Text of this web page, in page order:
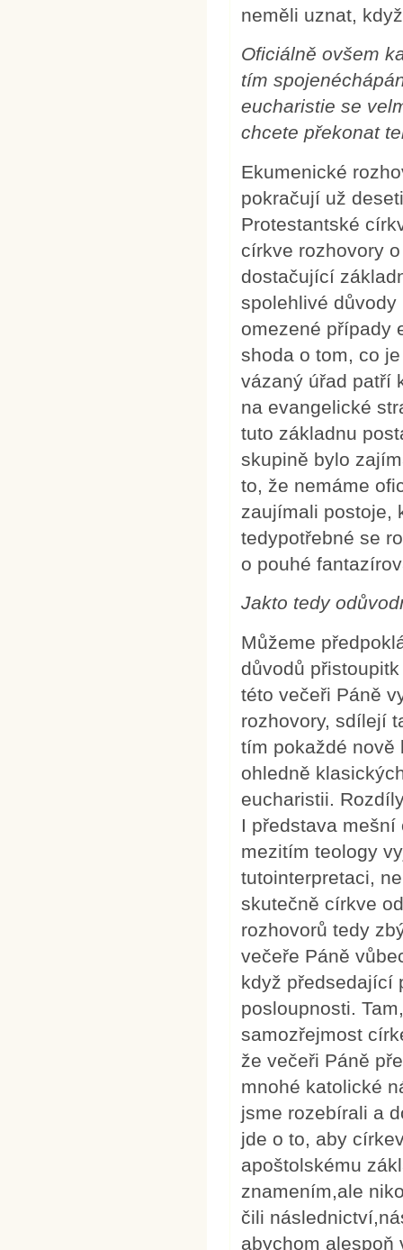
neměli uznat,
Oficiálně ovšem
tím
eucharistie se
chcete překonat
Ekumenické
pokračují už
Protestantské
církve rozhovory
dostačující
spolehlivé
omezené případy
shoda o tom, co
vázaný úřad patří
na evangelické
tuto základnu
skupině bylo
to, že nemáme
zaujímali postoje,
tedypotřebné se
o pouhé
Jakto tedy
Můžeme
důvodů
této večeři Páně
rozhovory, sdílejí
tím pokaždé nově
ohledně
eucharistii.
I představa
mezitím teology
tutointerpretaci,
skutečně církve
rozhovorů tedy
večeře Páně
když předsedající
posloupnosti.
samozřejmost
že večeři Páně
mnohé katolické
jsme rozebírali a
jde o to, aby
apoštolskému
znamením,ale
čili
abychom alespoň